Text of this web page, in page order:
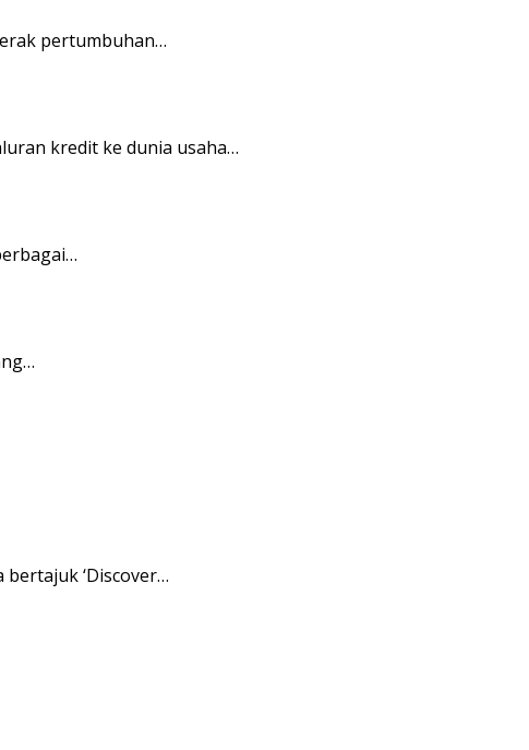
pertumbuhan…
kredit ke dunia usaha…
bertajuk ‘Discover…